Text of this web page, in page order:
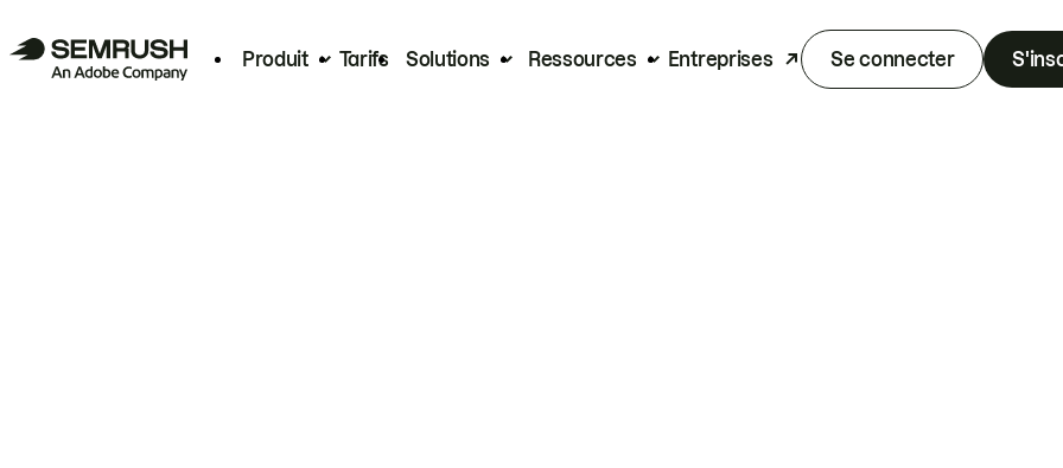
Produit Tarifs Solutions Ressources Entreprises Se connecter